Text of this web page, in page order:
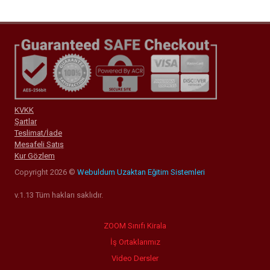
KVKK
Şartlar
Teslimat/İade
Mesafeli Satış
Kur Gözlem
Copyright 2026 © Webuldum Uzaktan Eğitim Sistemleri
v.1.13 Tüm hakları saklıdır.
ZOOM Sınıfı Kirala
İş Ortaklarımız
Video Dersler